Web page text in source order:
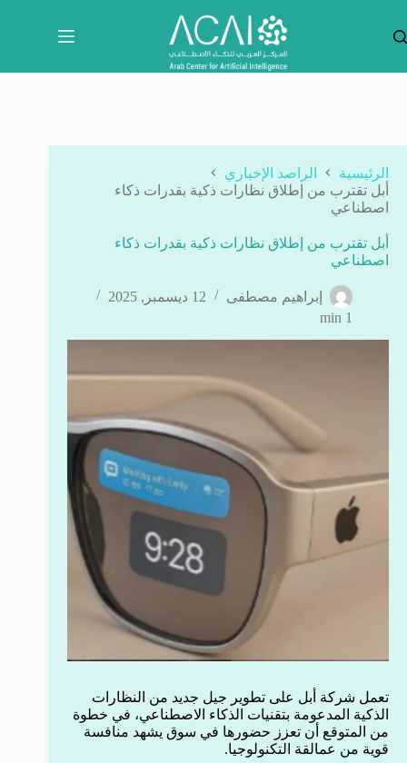
المحتوى
الرئيسية
الراصد الإخباري
أبل تقترب من إطلاق نظارات ذكية بقدرات ذكاء
اصطناعي
أبل تقترب من إطلاق نظارات ذكية بقدرات ذكاء
اصطناعي
إبراهيم مصطفى
12 ديسمبر, 2025
1 min
تعمل شركة أبل على تطوير جيل جديد من النظارات
الذكية المدعومة بتقنيات الذكاء الاصطناعي، في خطوة
من المتوقع أن تعزز حضورها في سوق يشهد منافسة
قوية من عمالقة التكنولوجيا.